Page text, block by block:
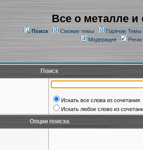
Все о металле и
Поиск Свежие темы Горячие Темы
Модерация
Поиск
Искать все слова из сочетания
Искать любое слово из
Опции поиска